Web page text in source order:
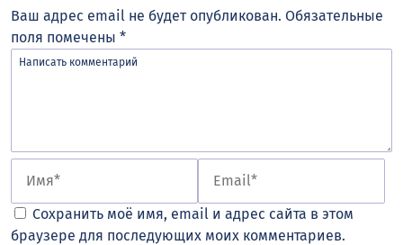
Ваш адрес email не будет опубликован. Обязательные
поля помечены *
Сохранить моё имя, email и адрес сайта в этом
браузере для последующих моих комментариев.